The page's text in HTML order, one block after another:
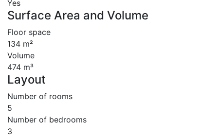
Yes
Surface Area and Volume
Floor space
134 m²
Volume
474 m³
Layout
Number of rooms
5
Number of bedrooms
3